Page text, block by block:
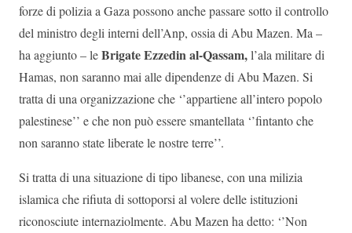
forze di polizia a Gaza possono anche passare sotto il controllo
del ministro degli interni dell’Anp, ossia di Abu Mazen. Ma –
ha aggiunto – leBrigate Ezzedin al-Qassam,l’ala militare di
Hamas, non saranno mai alle dipendenze di Abu Mazen. Si
tratta di una organizzazione che ‘’appartiene all’intero popolo
palestinese’’ e che non può essere smantellata ‘’fintanto che
non saranno state liberate le nostre terre’’.
Si tratta di una situazione di tipo libanese, con una milizia
islamica che rifiuta di sottoporsi al volere delle istituzioni
riconosciute internaziolmente. Abu Mazen ha detto: ‘’Non